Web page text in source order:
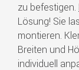
zu befestigen.
Lösung! Sie
montieren.
Breiten und
individuell